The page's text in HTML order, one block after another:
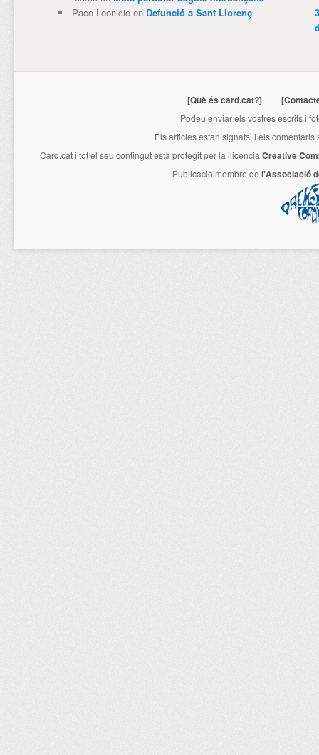
Paco Leonicioen Defunció a Sant Llorenç
[Què és card.cat?]
Podeu enviar els vostres escrits i
Els articles estan signats, i els
Card.cati tot el seu contingut està protegit per la llicencia Creative
Publicació membre de l'Associació